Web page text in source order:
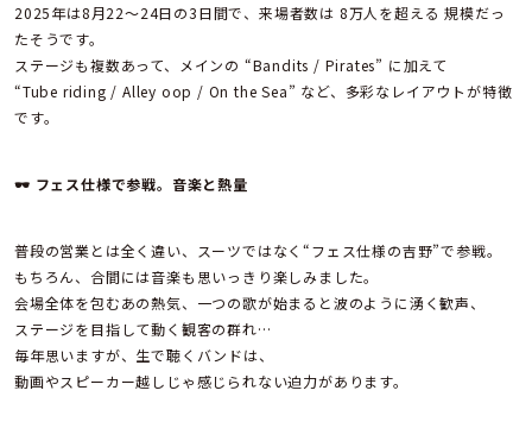
2025年は8月22〜24日の3日間で、来場者数は 8万人を超える 規模だっ
たそうです。
ステージも複数あって、メインの “Bandits / Pirates” に加えて
“Tube riding / Alley oop / On the Sea” など、多彩なレイアウトが特徴
です。
🕶 フェス仕様で参戦。音楽と熱量
普段の営業とは全く違い、スーツではなく“フェス仕様の吉野”で参戦。
もちろん、合間には音楽も思いっきり楽しみました。
会場全体を包むあの熱気、一つの歌が始まると波のように湧く歓声、
ステージを目指して動く観客の群れ…
毎年思いますが、生で聴くバンドは、
動画やスピーカー越しじゃ感じられない迫力があります。